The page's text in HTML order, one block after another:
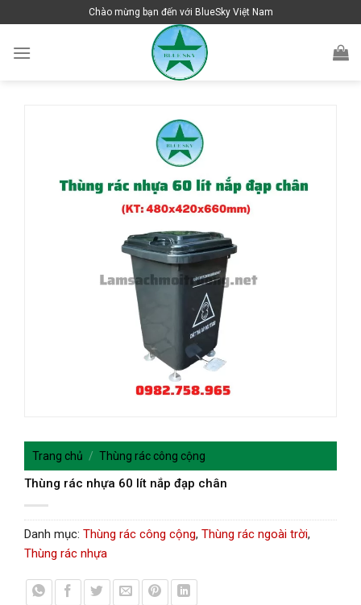
to
content
Chào mừng bạn đến với BlueSky Việt Nam
Trang chủ / Thùng rác công cộng
Thùng rác nhựa 60 lít nắp đạp chân
Danh mục: Thùng rác công cộng, Thùng rác ngoài trời,
Thùng rác nhựa